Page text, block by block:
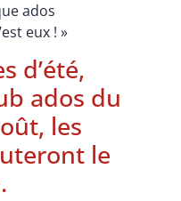
ados
eux ! »
d’été,
ados du
les
le